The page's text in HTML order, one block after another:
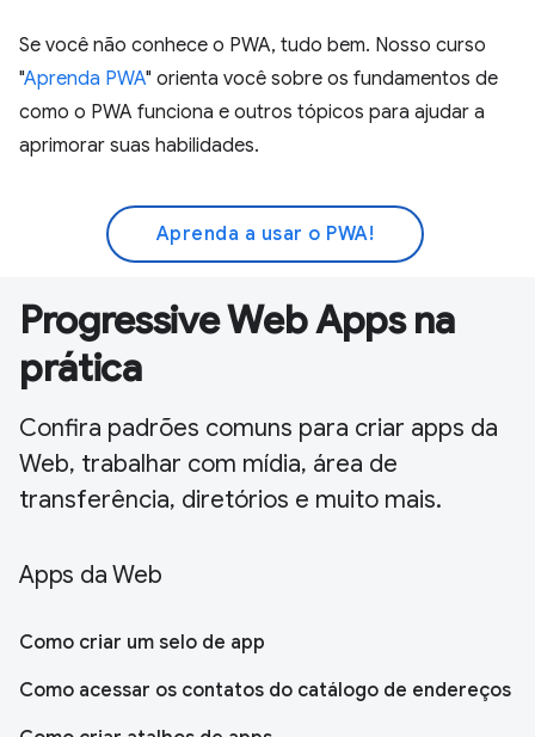
Se você não conhece o PWA, tudo bem. Nosso curso
"Aprenda PWA" orienta você sobre os fundamentos de
como o PWA funciona e outros tópicos para ajudar a
aprimorar suas habilidades.
Aprenda a usar o PWA!
Progressive Web Apps na
prática
Confira padrões comuns para criar apps da
Web, trabalhar com mídia, área de
transferência, diretórios e muito mais.
Apps da Web
Como criar um selo de app
Como acessar os contatos do catálogo de endereços